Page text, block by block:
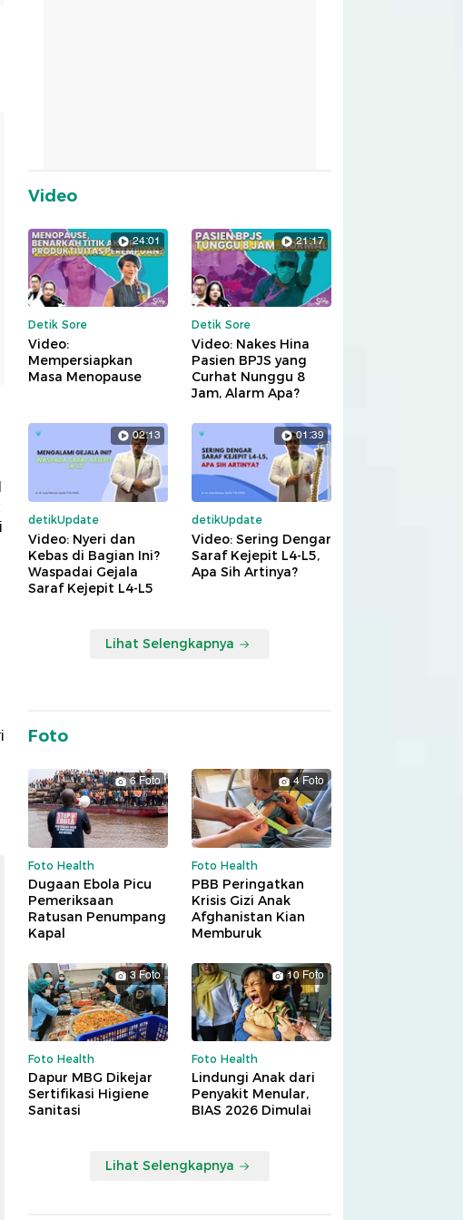
Video
24:01
Detik Sore
Video:
Mempersiapkan
Masa Menopause
21:17
Detik Sore
Video: Nakes Hina
Pasien BPJS yang
Curhat Nunggu 8
Jam, Alarm Apa?
02:13
detikUpdate
Video: Nyeri dan
Kebas di Bagian Ini?
Waspadai Gejala
Saraf Kejepit L4-L5
01:39
detikUpdate
Video: Sering Dengar
Saraf Kejepit L4-L5,
Apa Sih Artinya?
Lihat Selengkapnya
Foto
6 Foto
Foto Health
Dugaan Ebola Picu
Pemeriksaan
Ratusan Penumpang
Kapal
4 Foto
Foto Health
PBB Peringatkan
Krisis Gizi Anak
Afghanistan Kian
Memburuk
3 Foto
Foto Health
Dapur MBG Dikejar
Sertifikasi Higiene
Sanitasi
10 Foto
Foto Health
Lindungi Anak dari
Penyakit Menular,
BIAS 2026 Dimulai
Lihat Selengkapnya